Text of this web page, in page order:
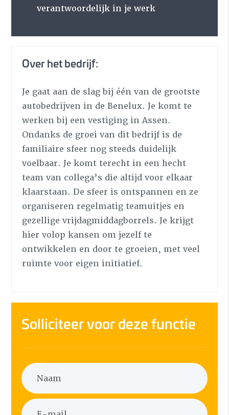
Solliciteer voor deze functie
verantwoordelijk in je werk
Over het bedrijf:
Je gaat aan de slag bij één van de grootste
autobedrijven in de Benelux. Je komt te
werken bij een vestiging in Assen.
Ondanks de groei van dit bedrijf is de
familiaire sfeer nog steeds duidelijk
voelbaar. Je komt terecht in een hecht
team van collega’s die altijd voor elkaar
klaarstaan. De sfeer is ontspannen en ze
organiseren regelmatig teamuitjes en
gezellige vrijdagmiddagborrels. Je krijgt
hier volop kansen om jezelf te
ontwikkelen en door te groeien, met veel
ruimte voor eigen initiatief.